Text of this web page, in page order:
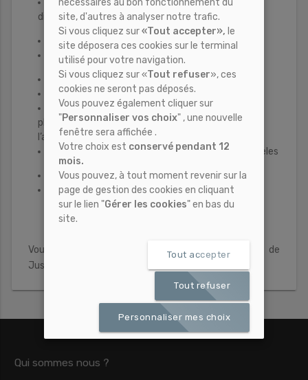
divorce, établissement ou rupture de Pacs
Constat de destruction de stock
Constat de vétusté
Constat de SMS, e-mail, messages vocaux
Constat sur internet
Constat de dépôt de manuscrits, de
photographies, films pour pouvoir justifier de
l’antériorité de la création de votre œuvre
Constat en matière de brevets, dessins et modèles
Constat de grève
Constat d’abandon de poste
Vous avez besoin d’un constat de commissaires de
Justice à Lyon ?
site, d'autres à analyser notre trafic.
Si vous cliquez sur«Tout accepter», le
site déposera ces cookies sur le terminal
utilisé pour votre navigation.
Si vous cliquez sur «Tout refuser», ces
cookies ne seront pas déposés.
Vous pouvez également cliquer sur
"Personnaliser vos choix" , une nouvelle
fenêtre sera affichée .
Votre choix est conservé pendant 12
mois.
Vous pouvez, à tout moment revenir sur la
page de gestion des cookies en cliquant
sur le lien "Gérer les cookies" en bas du
site.
Tout accepter
Tout refuser
Personnaliser mes choix
Qui sommes nous ?